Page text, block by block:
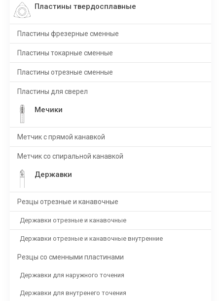
Пластины твердосплавные
Пластины фрезерные сменные
Пластины токарные сменные
Пластины отрезные сменные
Пластины для сверел
Мечики
Метчик с прямой канавкой
Метчик со спиральной канавкой
Державки
Резцы отрезные и канавочные
Державки отрезные и канавочные
Державки отрезные и канавочные внутренние
Резцы со сменными пластинами
Державки для наружного точения
Державки для внутренего точения